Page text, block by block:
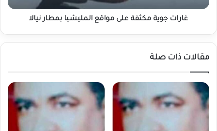
غارات جوية مكثفة على مواقع المليشيا بمطار نيالا
مقالات ذات صلة